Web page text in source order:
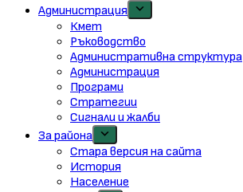
Администрация
Кмет
Ръководство
Административна структура
Администрация
Програми
Стратегии
Сигнали и жалби
За района
Стара версия на сайта
История
Население